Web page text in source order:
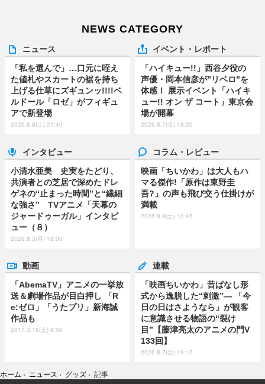
NEWS CATEGORY
ニュース
「私を選んで」…口元に咥え
た値札やスカートの裾を持ち
上げる仕草にズギュンッ!!!!ベ
ルドール「ロゼ」がフィギュ
アで新登場
2026.8.8(土) 21:40
イベント・レポート
「ハイキュー!!」西谷夕役の
声優・岡本信彦が”リベロ”を
体感！ 展示イベント「ハイキ
ュー!! オン ザ コート」東京会
場が開幕
2026.8.7(金) 18:20
インタビュー
小清水亜美 史実をたどり、
共演者との芝居で深めたドレ
ゲネの“止まった時間”と“繊細
な強さ” TVアニメ「天幕の
ジャードゥーガル」インタビ
ュー（８）
2026.8.3(月) 18:00
コラム・レビュー
映画「ちいかわ」は大人もハ
マる傑作!「原作は東野圭
吾?」の声も飛び交う仕掛けが
満載
2026.8.8(土) 10:45
動画
「AbemaTV」アニメの一挙放
送＆劇場作品が目白押し 「R
e:ゼロ」「うたプリ」新海誠
作品も
2017.3.18(土) 9:06
連載
「映画ちいかわ」昔ばなし形
式から逸脱した“刺激”― 「今
日の日はさようなら」が観客
に意識させる物語の“裂け
目”【藤津亮太のアニメの門V
133回】
2026.8.7(金) 19:15
ホーム › ニュース › グッズ › 記事